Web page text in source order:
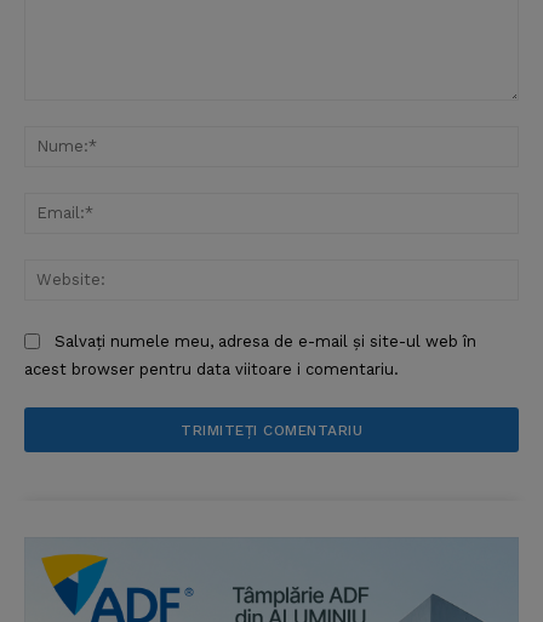
Salvați numele meu, adresa de e-mail și site-ul web în
acest browser pentru data viitoare i comentariu.